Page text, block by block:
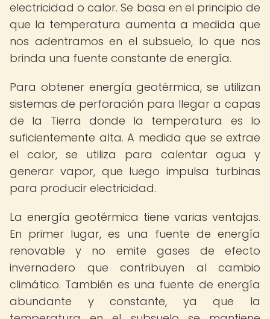
electricidad o calor. Se basa en el principio de
que la temperatura aumenta a medida que
nos adentramos en el subsuelo, lo que nos
brinda una fuente constante de energía.
Para obtener energía geotérmica, se utilizan
sistemas de perforación para llegar a capas
de la Tierra donde la temperatura es lo
suficientemente alta. A medida que se extrae
el calor, se utiliza para calentar agua y
generar vapor, que luego impulsa turbinas
para producir electricidad.
La energía geotérmica tiene varias ventajas.
En primer lugar, es una fuente de energía
renovable y no emite gases de efecto
invernadero que contribuyen al cambio
climático. También es una fuente de energía
abundante y constante, ya que la